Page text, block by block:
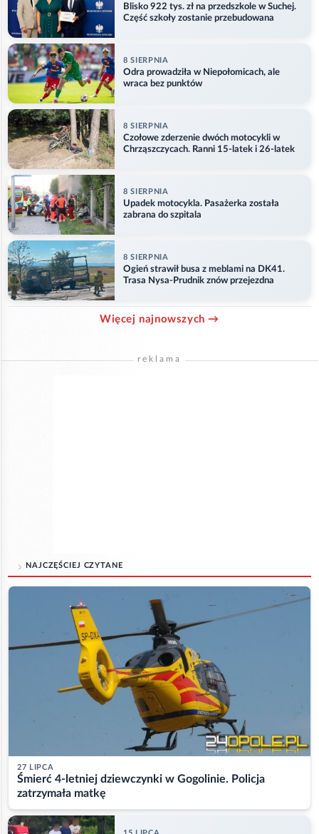
Blisko 922 tys. zł na przedszkole w Suchej.
Część szkoły zostanie przebudowana
8 SIERPNIA
Odra prowadziła w Niepołomicach, ale
wraca bez punktów
8 SIERPNIA
Czołowe zderzenie dwóch motocykli w
Chrząszczycach. Ranni 15-latek i 26-latek
8 SIERPNIA
Upadek motocykla. Pasażerka została
zabrana do szpitala
8 SIERPNIA
Ogień strawił busa z meblami na DK41.
Trasa Nysa-Prudnik znów przejezdna
Więcej najnowszych →
reklama
NAJCZĘŚCIEJ CZYTANE
27 LIPCA
Śmierć 4-letniej dziewczynki w Gogolinie. Policja
zatrzymała matkę